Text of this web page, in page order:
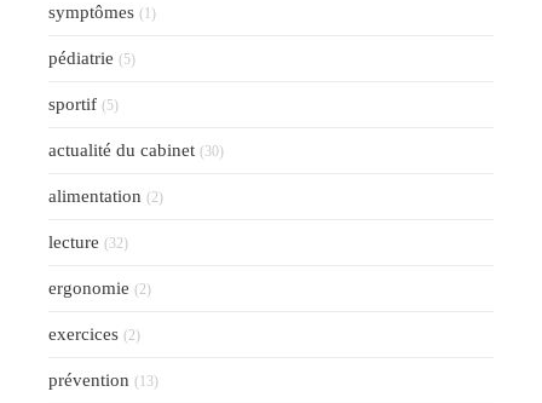
symptômes (1)
pédiatrie (5)
sportif (5)
actualité du cabinet (30)
alimentation (2)
lecture (32)
ergonomie (2)
exercices (2)
prévention (13)